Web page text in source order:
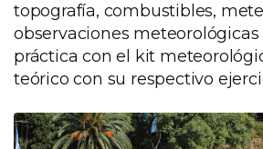
topografía, combustibles,
observaciones
práctica con el kit
teórico con su respectivo